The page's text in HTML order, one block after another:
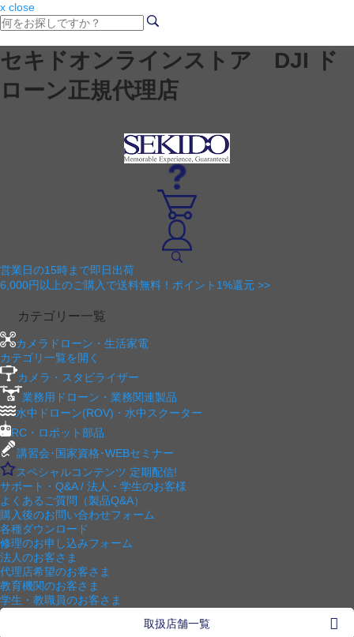
x close
セキドオンラインストア DJI ド
ローン正規代理店
営業日の15時まで即日出荷
6,000円以上のご購入で送料無料！ポイント1%還元 >>
カテゴリー一覧
カメラドローン・生活家電
カテゴリ一覧を開く
カメラ・スタビライザー
業務用ドローン・業務関連製品
水中ドローン(ROV)・水中スクーター
RC・ロボット部品
講習会･国家資格･WEBセミナー
スペシャルコンテンツ 定期配信!
サポート・Q&A / 法人・学生のお客様
よくあるご質問（製品Q&A）
購入後のお問い合わせフォーム
各種ダウンロード
修理のお申し込みフォーム
法人のお客さま
代理店希望のお客さま
教育機関のお客さま
学生・教職員のお客さま
取扱店舗一覧